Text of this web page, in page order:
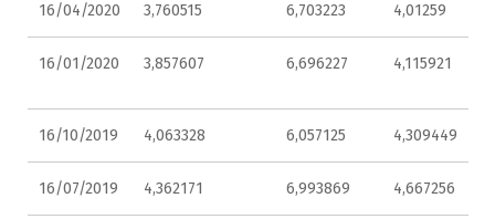
16/04/2020 3,760515 6,703223 4,01259
16/01/2020 3,857607 6,696227 4,115921
16/10/2019 4,063328 6,057125 4,309449
16/07/2019 4,362171 6,993869 4,667256